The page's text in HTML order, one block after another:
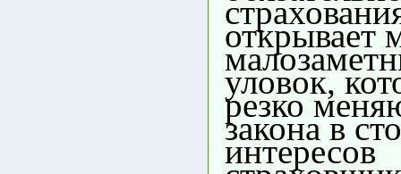
открывает
уловок,
резко
закона в
интересов